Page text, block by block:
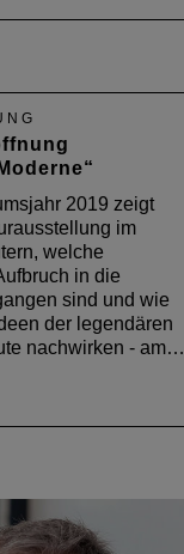
2019 zeigt
im
welche
in die
sind und wie
der legendären
nachwirken - am…